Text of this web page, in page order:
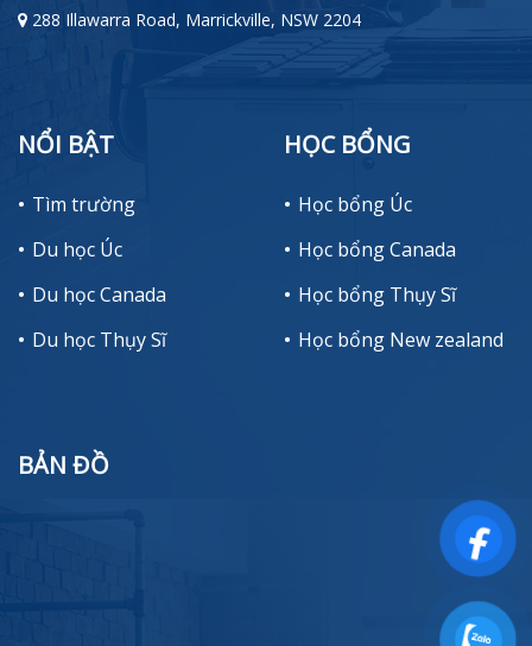
288 Illawarra Road, Marrickville, NSW 2204
NỔI BẬT
Tìm trường
Du học Úc
Du học Canada
Du học Thụy Sĩ
HỌC BỔNG
Học bổng Úc
Học bổng Canada
Học bổng Thụy Sĩ
Học bổng New zealand
BẢN ĐỒ